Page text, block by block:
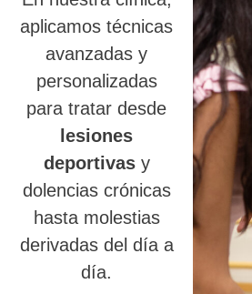
aplicamos técnicas
avanzadas y
personalizadas
para tratar desde
lesiones
deportivasy
dolencias crónicas
hasta molestias
derivadas del día a
día.